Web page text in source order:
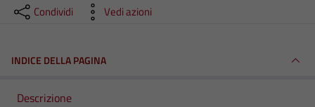
Condividi Vedi azioni
INDICE DELLA PAGINA
Descrizione